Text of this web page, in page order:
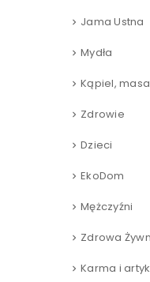
Jama Ustna
Mydła
Kąpiel,
Zdrowie
Dzieci
EkoDom
Mężczyźni
Zdrowa
Karma i